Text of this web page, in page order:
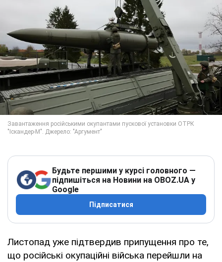
Будьте першими у курсі головного —
підпишіться на Новини на OBOZ.UA у
Google
Підписатися
Листопад уже підтвердив припущення про те,
що російські окупаційні війська перейшли на